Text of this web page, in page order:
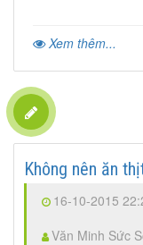
Xem thêm...
Không nên ăn
16-10-2015
Văn Minh Sức